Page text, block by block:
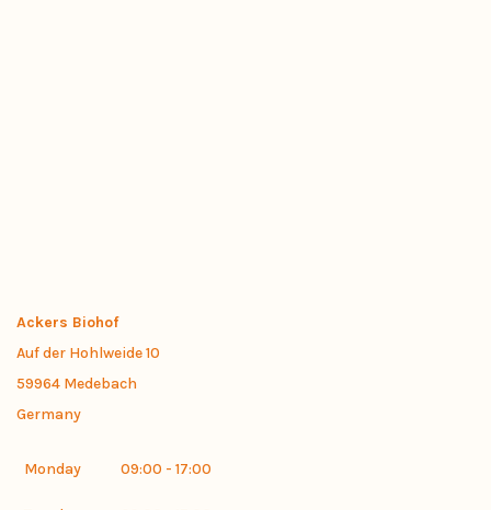
Ackers Biohof
Auf der Hohlweide 10
59964 Medebach
Germany
Monday 09:00 - 17:00